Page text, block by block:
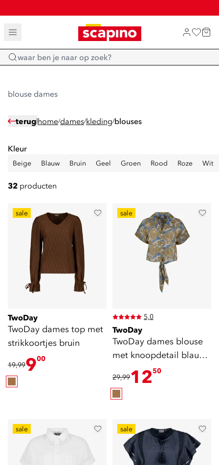
TOT 70% KORTING OP SALE
SHOP NIEUW
Home
blouse dames
terug home/dames/kleding/blouses
Kleur
Beige Blauw Bruin Geel Groen Rood Roze Wit
32 producten
sale
TwoDay
TwoDay dames top met
strikkoortjes bruin
19,99900
sale
5,0
TwoDay
TwoDay dames blouse
met knoopdetail blauw
29,991250
sale sale